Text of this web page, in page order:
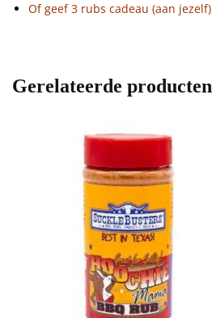
Of geef 3 rubs cadeau (aan jezelf)
Gerelateerde producten